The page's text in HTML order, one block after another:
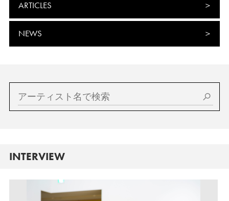
ARTICLES
NEWS
INTERVIEW